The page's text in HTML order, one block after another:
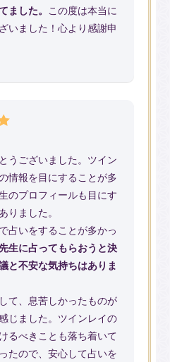
ました。 この度は本当に
いました！心より感謝申
うございました。ツイン
情報を目にすることが多
のプロフィールも目にす
りました。
占いをすることが多かっ
生に占ってもらおうと決
と不安な気持ちはありま
て、息苦しかったものが
じました。ツインレイの
るべきことも落ち着いて
たので、安心して占いを